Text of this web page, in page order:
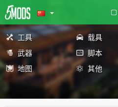
工具 载具
武器
脚本
地图
其他